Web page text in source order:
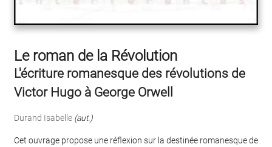
Le roman de la Révolution
L'écriture romanesque des révolutions de
Victor Hugo à George Orwell
Durand Isabelle (aut.)
Cet ouvrage propose une réflexion sur la destinée romanesque de